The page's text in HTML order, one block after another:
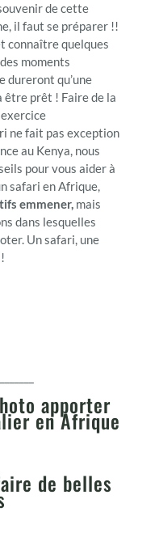
de cette
il faut se préparer !!
connaître quelques
moments
dureront qu’une
être prêt ! Faire de la
ne fait pas exception
au Kenya, nous
pour vous aider à
safari en Afrique,
emmener,mais
dans lesquelles
Un safari, une
apporter
en Afrique
de belles